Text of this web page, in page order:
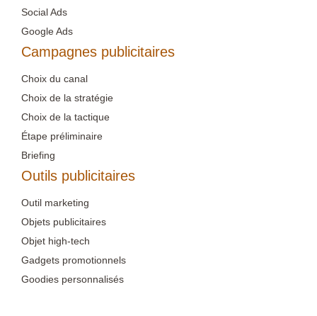
Social Ads
Google Ads
Campagnes publicitaires
Choix du canal
Choix de la stratégie
Choix de la tactique
Étape préliminaire
Briefing
Outils publicitaires
Outil marketing
Objets publicitaires
Objet high-tech
Gadgets promotionnels
Goodies personnalisés